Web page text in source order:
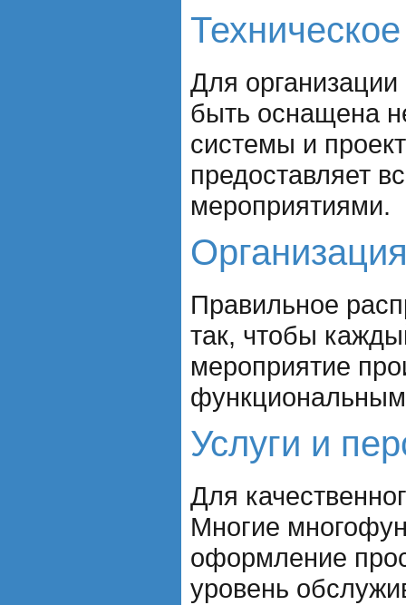
Для
быть оснащена
системы и
предоставляет
мероприятиями.
Правильное
так, чтобы
мероприятие
функциональным
Услуги и
Для
Многие
оформление
уровень